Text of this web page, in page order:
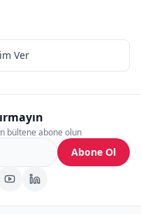
Ver
bültene abone olun
Abone Ol